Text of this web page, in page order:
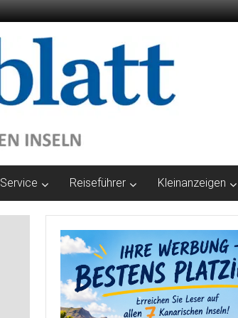
Service Reiseführer Kleinanzeigen